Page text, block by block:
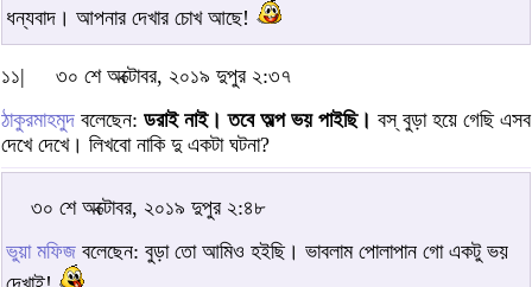
ধন্যবাদ। আপনার দেখার চোখ আছে!
১১|
৩০ শে অক্টোবর, ২০১৯ দুপুর ২:৩৭
ঠাকুরমাহমুদ বলেছেন: ডরাই নাই। তবে অল্প ভয় পাইছি। বস্ বুড়া হয়ে গেছি এসব
দেখে দেখে। লিখবো নাকি দু একটা ঘটনা?
৩০ শে অক্টোবর, ২০১৯ দুপুর ২:৪৮
ভুয়া মফিজ বলেছেন: বুড়া তো আমিও হইছি। ভাবলাম পোলাপান গো একটু ভয়